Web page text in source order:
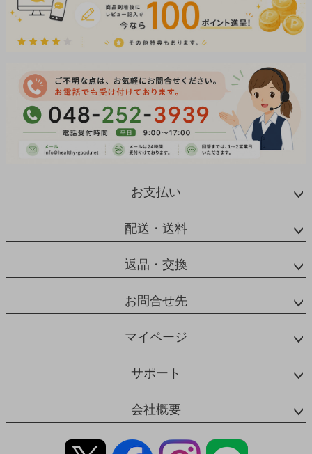
お支払い
配送・送料
返品・交換
お問合せ先
マイページ
サポート
会社概要